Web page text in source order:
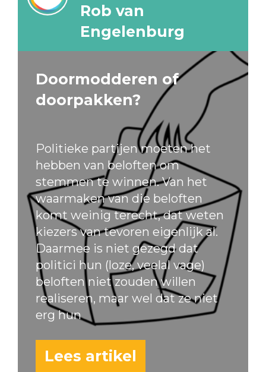
Rob van
Engelenburg
Doormodderen of
doorpakken?
Politieke partijen moeten het
hebben van beloften om
stemmen te winnen. Van het
waarmaken van die beloften
komt weinig terecht, dat weten
kiezers van tevoren eigenlijk al.
Daarmee is niet gezegd dat
politici hun (loze, veelal vage)
beloften niet zouden willen
realiseren, maar wel dat ze niet
erg hun
Lees artikel